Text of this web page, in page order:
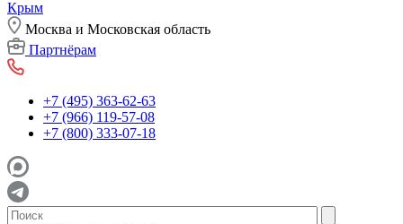
Крым
Москва и Московская область
Партнёрам
+7 (495) 363-62-63
+7 (966) 119-57-08
+7 (800) 333-07-18